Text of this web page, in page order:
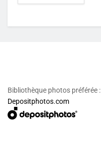
Bibliothèque photos préférée :
Depositphotos.com